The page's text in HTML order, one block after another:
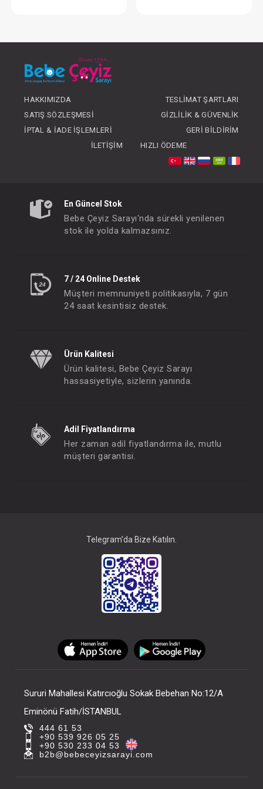
OLUNUZ
HAKKIMIZDA
TESLIMAT ŞARTLARI
SATIŞ SÖZLEŞMESI
GIZLILIK & GÜVENLIK
İPTAL & İADE İŞLEMLERI
GERI BILDIRIM
İLETIŞIM
HIZLI ÖDEME
En Güncel Stok
Bebe Çeyiz Sarayı'nda sürekli yenilenen
stok ile yolda kalmazsınız.
7 / 24 Online Destek
Müşteri memnuniyeti politikasıyla, 7 gün
24 saat kesintisiz destek.
Ürün Kalitesi
Ürün kalitesi, Bebe Çeyiz Sarayı
hassasiyetiyle, sizlerin yanında.
Adil Fiyatlandırma
Her zaman adil fiyatlandırma ile, mutlu
müşteri garantisi.
Telegram'da Bize Katılın.
Sururi Mahallesi Katırcıoğlu Sokak Bebehan No:12/A
Eminönü Fatih/İSTANBUL
444 61 53
+90 539 926 05 25
+90 530 233 04 53
b2b@bebeceyizsarayi.com